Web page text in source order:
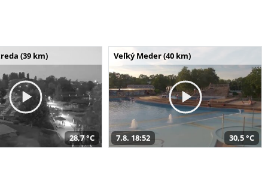
(39 km)
28,7 °C
Veľký Meder (40 km)
7.8. 18:52 30,5 °C